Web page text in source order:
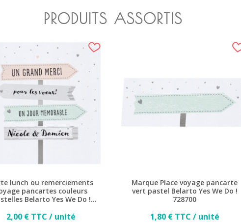
PRODUITS ASSORTIS
lunch ou remerciements
pancartes couleurs
Belarto Yes We Do !
Prix
2,00 € TTC / unité
Marque Place voyage pancarte
vert pastel Belarto Yes We Do !
728700
Prix
1,80 € TTC / unité